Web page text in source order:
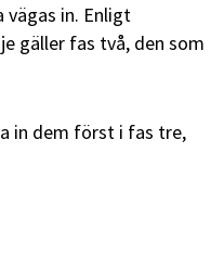
in. Enligt
gäller fas två, den som
in dem först i fas tre,